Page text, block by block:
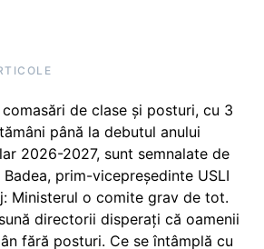
de clase și posturi, cu 3
până la debutul anului
2026-2027, sunt semnalate de
Badea, prim-vicepreședinte USLI
Ministerul o comite grav de tot.
directorii disperați că oamenii
fără posturi. Ce se întâmplă cu